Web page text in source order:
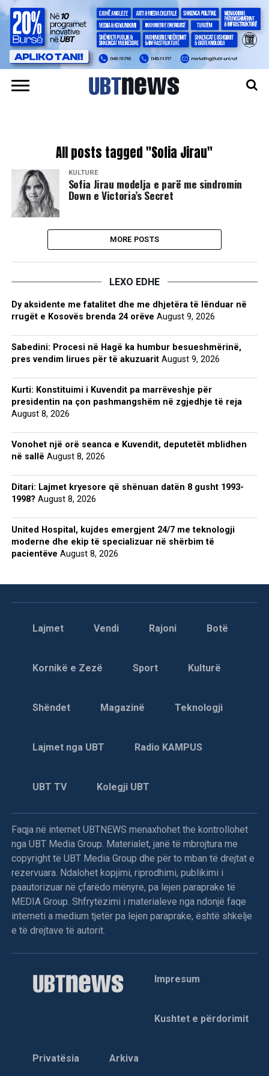
All posts tagged "Sofia Jirau"
KULTURË
Sofia Jirau modelja e parë me sindromin
Down e Victoria’s Secret
MORE POSTS
LEXO EDHE
Dy aksidente me fatalitet dhe me dhjetëra të lënduar në
rrugët e Kosovës brenda 24 orëve August 9, 2026
Sabedini: Procesi në Hagë ka humbur besueshmërinë,
pres vendim lirues për të akuzuarit August 9, 2026
Kurti: Konstituimi i Kuvendit pa marrëveshje për
presidentin na çon pashmangshëm në zgjedhje të reja
August 8, 2026
Vonohet një orë seanca e Kuvendit, deputetët mblidhen
në sallë August 8, 2026
Ditari: Lajmet kryesore që shënuan datën 8 gusht 1993-
1998? August 8, 2026
United Hospital, kujdes emergjent 24/7 me teknologji
moderne dhe ekip të specializuar në shërbim të
pacientëve August 8, 2026
Lajmet Vendi Rajoni Botë
Kornikë e Zezë Sport Kulturë
Shëndet Magazinë Teknologji
Lajmet nga UBT Radio KAMPUS
UBT TV Kolegji UBT
Faqja në internet UBTNEWS menaxhohet the kontrollohet
nga UBT Media Group. Materialet, janë të mbrojtura me
copyright të UBT Media Group dhe për to mban të drejtat e
rezervuara. Ndalohet kopjimi, riprodhimi, publikimi i
paautorizuar në çfarëdo mënyre, pa lejen paraprake të
MEDIA Group. Shfrytëzimi i materialeve nga ndonjë faqe
interneti a medium tjetër pa lejen paraprake, është shkelje
e të drejtave të autorit.
Impresum
Kushtet e përdorimit
Privatësia Arkiva